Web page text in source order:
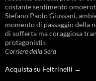
costante sentimento
Stefano Paolo Giussani,
momento di passaggio della
di sofferta ma coraggiosa
protagonisti».
Corriere della Sera
Acquista su Feltrinelli →